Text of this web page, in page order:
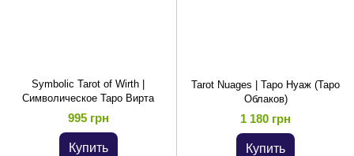
Symbolic Tarot of Wirth |
Символическое Таро Вирта
995 грн
Купить
Tarot Nuages | Таро Нуаж (Таро
Облаков)
1 180 грн
Купить